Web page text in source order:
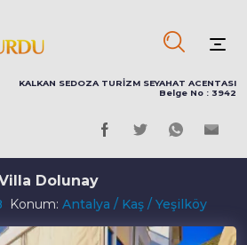
KALKAN SEDOZA TURİZM SEYAHAT ACENTASI
Belge No : 3942
Dolunay
Konum: Antalya / Kaş / Yeşilköy